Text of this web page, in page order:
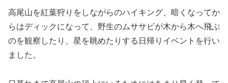
高尾山を紅葉狩りをしながらのハイキング、暗くなってか
らはディックになって、野生のムササビが木から木へ飛ぶ
のを観察したり、星を眺めたりする日帰りイベントを行い
ました。